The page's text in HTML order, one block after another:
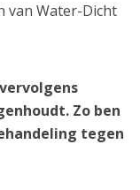
van Water-Dicht
Zo ben
tegen